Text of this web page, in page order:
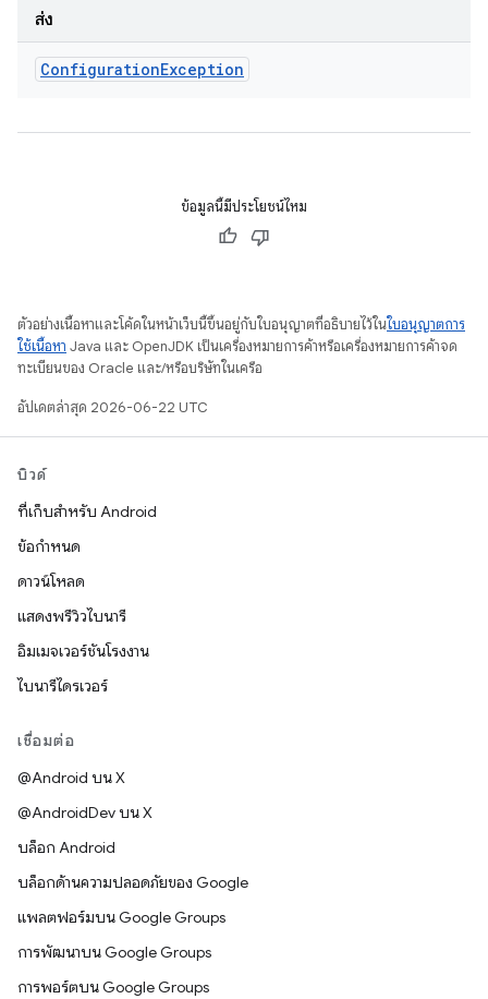
ส่ง
ConfigurationException
ข้อมูลนี้มีประโยชน์ไหม
ตัวอย่างเนื้อหาและโค้ดในหน้าเว็บนี้ขึ้นอยู่กับใบอนุญาตที่อธิบายไว้ในใบอนุญาตการ
ใช้เนื้อหา Java และ OpenJDK เป็นเครื่องหมายการค้าหรือเครื่องหมายการค้าจด
ทะเบียนของ Oracle และ/หรือบริษัทในเครือ
อัปเดตล่าสุด 2026-06-22 UTC
บิวด์
ที่เก็บสำหรับ Android
ข้อกำหนด
ดาวน์โหลด
แสดงพรีวิวไบนารี
อิมเมจเวอร์ชันโรงงาน
ไบนารีไดรเวอร์
เชื่อมต่อ
@Android บน X
@AndroidDev บน X
บล็อก Android
บล็อกด้านความปลอดภัยของ Google
แพลตฟอร์มบน Google Groups
การพัฒนาบน Google Groups
การพอร์ตบน Google Groups